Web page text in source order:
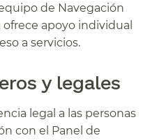
de Navegación
apoyo individual
a servicios.
y legales​​
legal a las personas
con el Panel de